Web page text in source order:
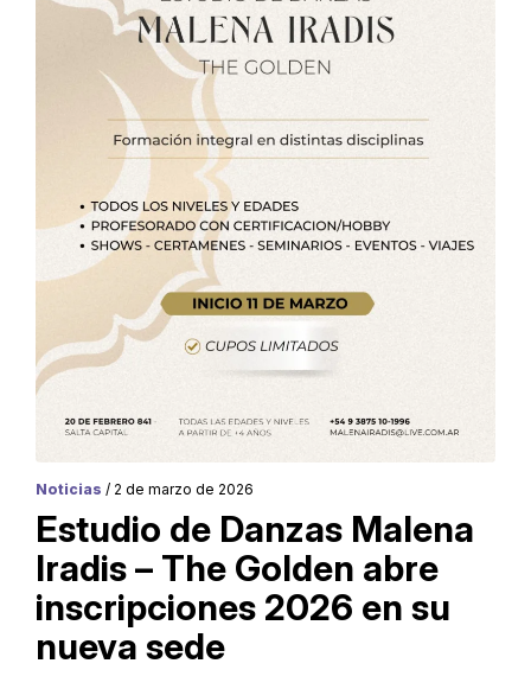
Noticias / 2 de marzo de 2026
Estudio de Danzas Malena
Iradis – The Golden abre
inscripciones 2026 en su
nueva sede